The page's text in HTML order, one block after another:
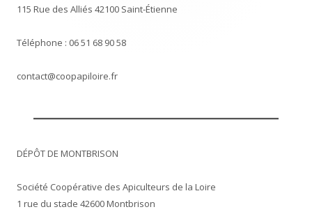
115 Rue des Alliés 42100 Saint-Étienne
Téléphone : 06 51 68 90 58
contact@coopapiloire.fr
DÉPÔT DE MONTBRISON
Société Coopérative des Apiculteurs de la Loire
1 rue du stade 42600 Montbrison